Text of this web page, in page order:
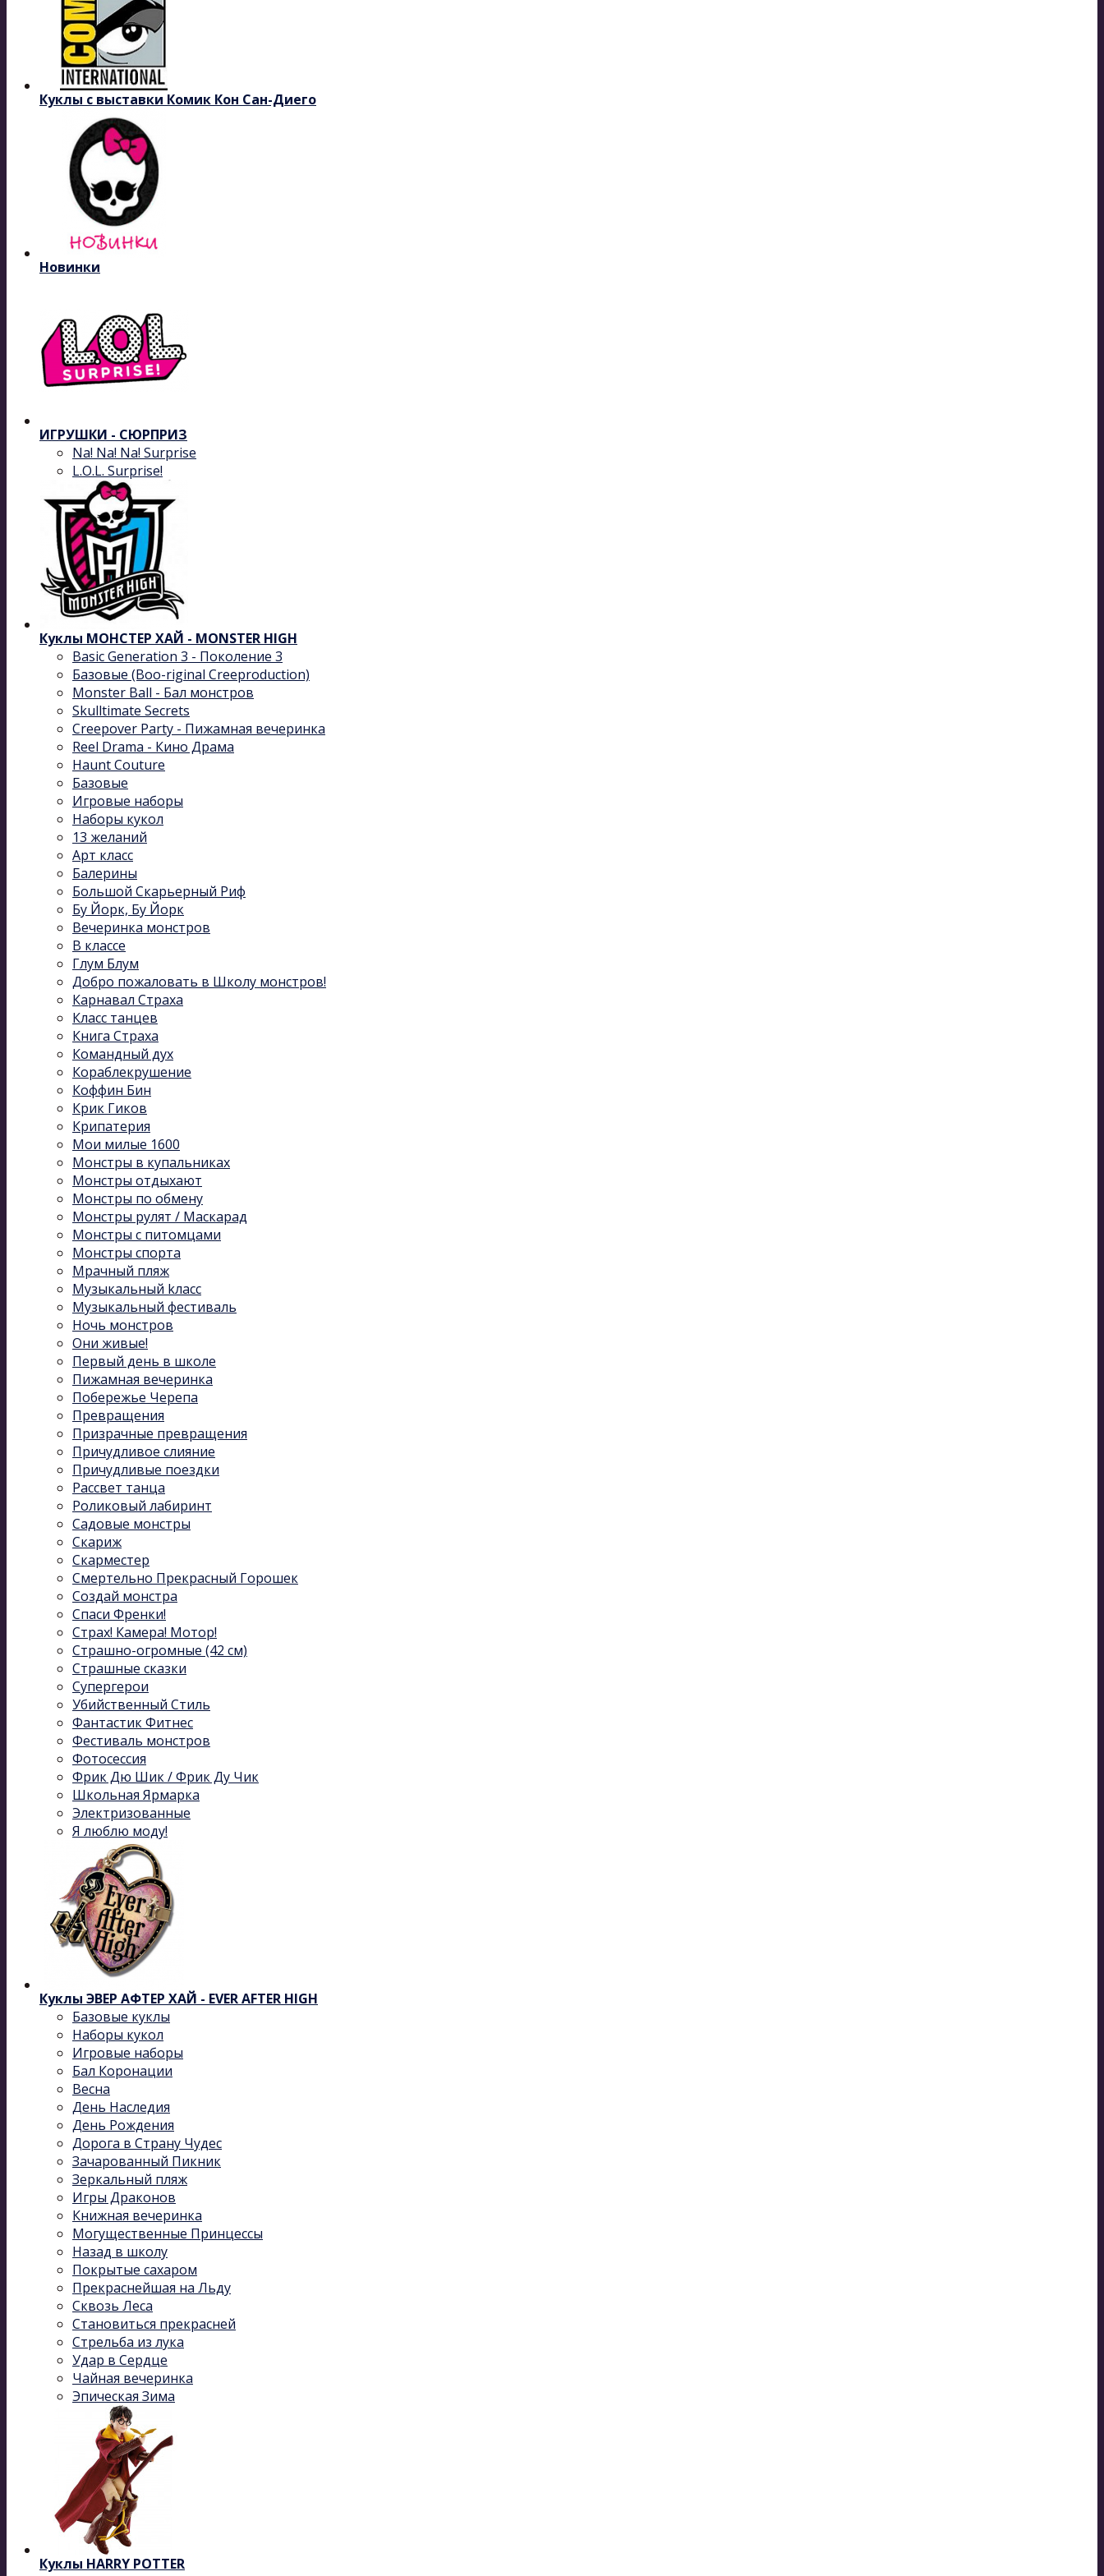
Куклы с выставки Комик Кон Сан-Диего
Новинки
ИГРУШКИ - СЮРПРИЗ
Na! Na! Na! Surprise
L.O.L. Surprise!
Куклы МОНСТЕР ХАЙ - MONSTER HIGH
Basic Generation 3 - Поколение 3
Базовые (Boo-riginal Creeproduction)
Monster Ball - Бал монстров
Skulltimate Secrets
Creepover Party - Пижамная вечеринка
Reel Drama - Кино Драма
Haunt Couture
Базовые
Игровые наборы
Наборы кукол
13 желаний
Арт класс
Балерины
Большой Скарьерный Риф
Бу Йорк, Бу Йорк
Вечеринка монстров
В классе
Глум Блум
Добро пожаловать в Школу монстров!
Карнавал Cтраха
Класс танцев
Книга Страха
Командный дух
Кораблекрушение
Коффин Бин
Крик Гиков
Крипатерия
Мои милые 1600
Монстры в купальниках
Монстры отдыхают
Монстры по обмену
Монстры рулят / Маскарад
Монстры с питомцами
Монстры спорта
Мрачный пляж
Музыкальный kласс
Музыкальный фестиваль
Ночь монстров
Они живые!
Первый день в школе
Пижамная вечеринка
Побережье Черепа
Превращения
Призрачные превращения
Причудливое слияние
Причудливые поездки
Рассвет танца
Роликовый лабиринт
Садовые монстры
Скариж
Скарместер
Смертельно Прекрасный Горошек
Создай монстра
Спаси Френки!
Страх! Камера! Мотор!
Страшно-огромные (42 см)
Страшные сказки
Супергерои
Убийственный Стиль
Фантастик Фитнес
Фестиваль монстров
Фотосессия
Фрик Дю Шик / Фрик Ду Чик
Школьная Ярмарка
Электризованные
Я люблю моду!
Куклы ЭВЕР АФТЕР ХАЙ - EVER AFTER HIGH
Базовые куклы
Наборы кукол
Игровые наборы
Бал Коронации
Весна
День Наследия
День Рождения
Дорога в Страну Чудес
Зачарованный Пикник
Зеркальный пляж
Игры Драконов
Книжная вечеринка
Могущественные Принцессы
Назад в школу
Покрытые сахаром
Прекраснейшая на Льду
Сквозь Леса
Становиться прекрасней
Стрельба из лука
Удар в Сердце
Чайная вечеринка
Эпическая Зима
Куклы HARRY POTTER